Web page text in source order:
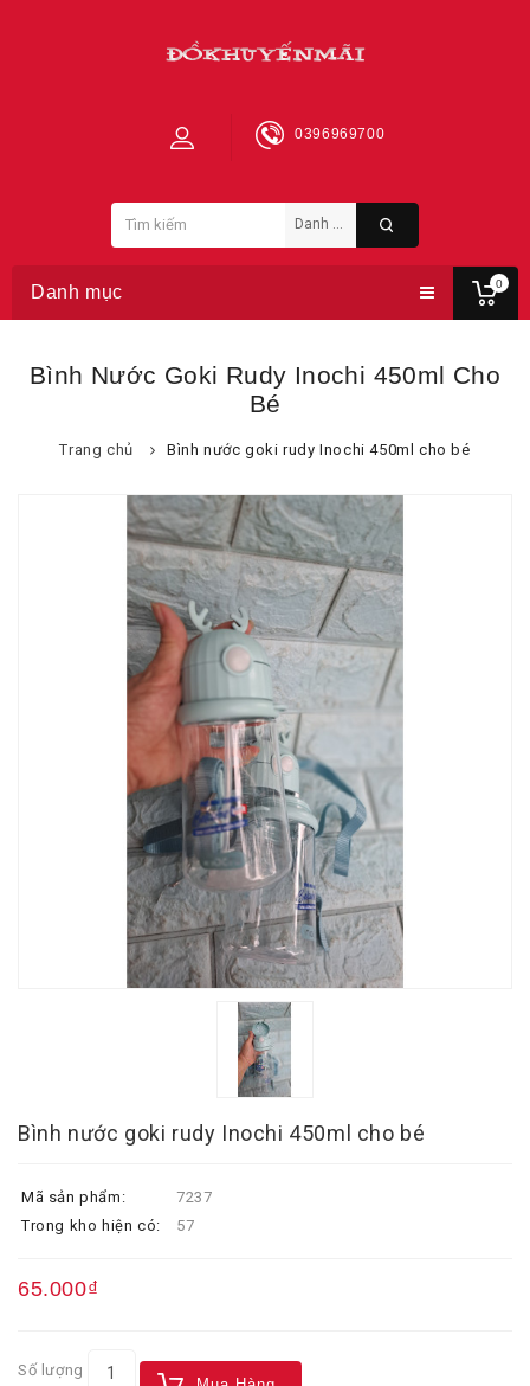
0
0396969700
Danh mục
Bình Nước Goki Rudy Inochi 450ml Cho
Bé
Trang chủ Bình nước goki rudy Inochi 450ml cho bé
Bình nước goki rudy Inochi 450ml cho bé
Mã sản phẩm:
7237
Trong kho hiện có:
57
65.000₫
Số lượng